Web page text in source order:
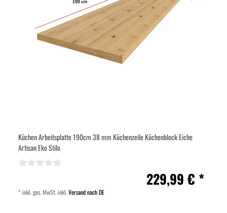
Küchen Arbeitsplatte 190cm 38 mm Küchenzeile Küchenblock Eiche
Artisan Eko Stilo
229,99 € *
*inkl. ges. MwSt.inkl.Versand nach DE